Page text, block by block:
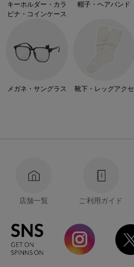
キーホルダー・カラ
ビナ・コインケース
帽子・ヘアバンド
メガネ・サングラス 靴下・レッグアクセ
店舗一覧 ご利用ガイド